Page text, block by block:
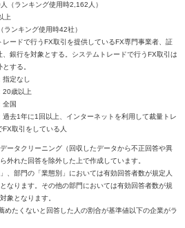
（ランキング使用時2,162人）
上
ランキング使用時42社）
レードで行うFX取引を提供しているFX専門事業者、証
、銀行を対象とする。システムトレードで行うFX取引は
とする。
指定なし
20歳以上
全国
過去1年に1回以上、インターネットを利用して裁量トレ
FX取引をしている人
ータクリーニング（回収したデータから不正回答や異
外れた回答を除外した上で作成しています。
、部門の「業態別」においては有効回答者数が規定人
なります。その他の部門においては有効回答者数が規
象となります。
たくないと回答した人の割合が基準値以下の企業がラ